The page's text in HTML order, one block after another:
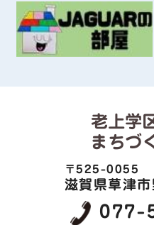
老上学
まちづ
〒525-0055
滋賀県草津
077-